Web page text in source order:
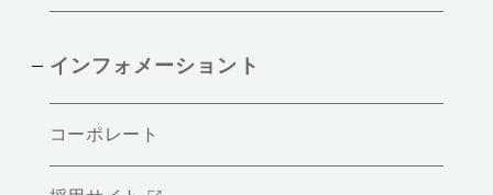
インフォメーショント
コーポレート